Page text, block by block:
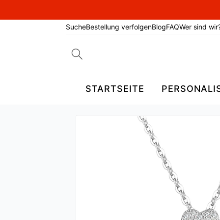
SucheBestellung verfolgenBlogFAQWer sind
STARTSEITE